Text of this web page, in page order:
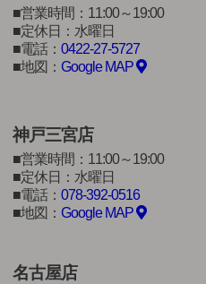
営業時間：11:00～19:00
定休日：水曜日
電話： 0422-27-5727
地図： Google MAP
神戸三宮店
営業時間：11:00～19:00
定休日：水曜日
電話： 078-392-0516
地図： Google MAP
名古屋店